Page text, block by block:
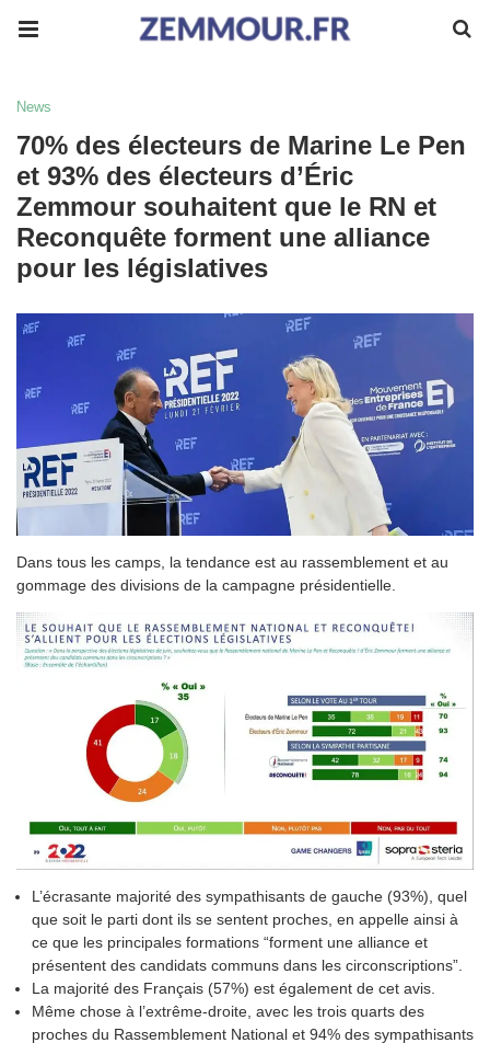
News
70% des électeurs de Marine Le Pen
et 93% des électeurs d’Éric
Zemmour souhaitent que le RN et
Reconquête forment une alliance
pour les législatives
Dans tous les camps, la tendance est au rassemblement et au
gommage des divisions de la campagne présidentielle.
L’écrasante majorité des sympathisants de gauche (93%), quel
que soit le parti dont ils se sentent proches, en appelle ainsi à
ce que les principales formations “forment une alliance et
présentent des candidats communs dans les circonscriptions”.
La majorité des Français (57%) est également de cet avis.
Même chose à l’extrême-droite, avec les trois quarts des
proches du Rassemblement National et 94% des sympathisants